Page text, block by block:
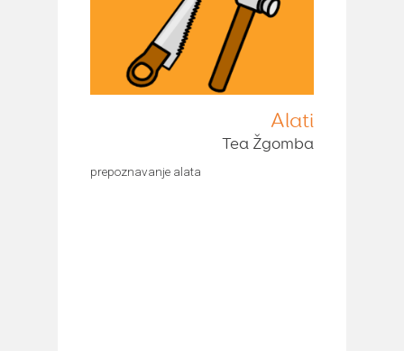
Alati
Tea Žgomba
prepoznavanje alata